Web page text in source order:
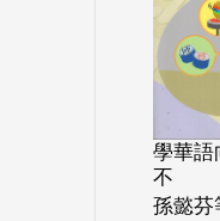
學華語
不
孫懿芬